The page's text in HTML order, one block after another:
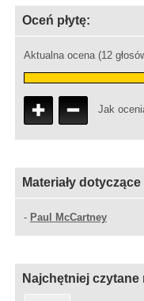
Oceń płytę:
Aktualna ocena (12
Jak
Materiały dotyczące
- Paul McCartney
Najchętniej czytane